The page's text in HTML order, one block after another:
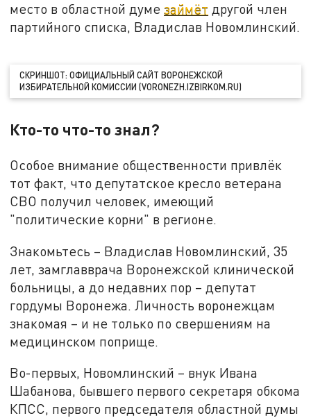
место в областной думезаймёт другой член
партийного списка, Владислав Новомлинский.
СКРИНШОТ: ОФИЦИАЛЬНЫЙ САЙТ ВОРОНЕЖСКОЙ
ИЗБИРАТЕЛЬНОЙ КОМИССИИ (VORONEZH.IZBIRKOM.RU)
Кто-то что-то знал?
Особое внимание общественности привлёк
тот факт, что депутатское кресло ветерана
СВО получил человек, имеющий
"политические корни" в регионе.
Знакомьтесь – Владислав Новомлинский, 35
лет, замглавврача Воронежской клинической
больницы, а до недавних пор – депутат
гордумы Воронежа. Личность воронежцам
знакомая – и не только по свершениям на
медицинском поприще.
Во-первых, Новомлинский – внук Ивана
Шабанова, бывшего первого секретаря обкома
КПСС, первого председателя областной думы